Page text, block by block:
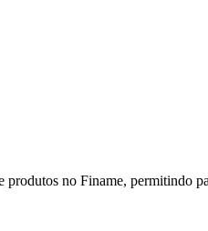
produtos no Finame, permitindo